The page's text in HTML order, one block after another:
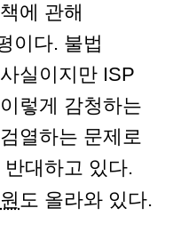
에 관해
이다. 불법
실이지만 ISP
렇게 감청하는
열하는 문제로
대하고 있다.
도 올라와 있다.